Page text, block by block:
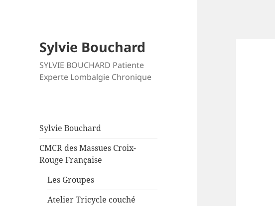
Sylvie Bouchard
SYLVIE BOUCHARD Patiente
Experte Lombalgie Chronique
Sylvie Bouchard
CMCR des Massues Croix-
Rouge Française
Les Groupes
Atelier Tricycle couché